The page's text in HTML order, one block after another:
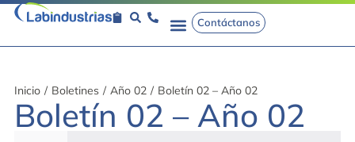
Contáctanos
Inicio / Boletines / Año 02 / Boletín 02 – Año 02
Boletín 02 – Año 02